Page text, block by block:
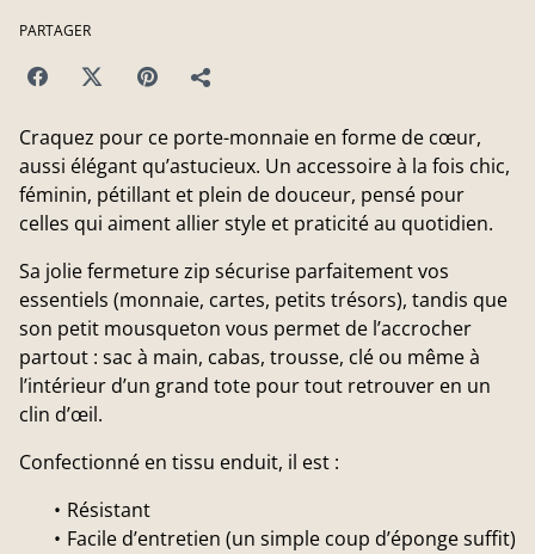
PARTAGER
Craquez pour ce porte-monnaie en forme de cœur,
aussi élégant qu’astucieux. Un accessoire à la fois chic,
féminin, pétillant et plein de douceur, pensé pour
celles qui aiment allier style et praticité au quotidien.
Sa jolie fermeture zip sécurise parfaitement vos
essentiels (monnaie, cartes, petits trésors), tandis que
son petit mousqueton vous permet de l’accrocher
partout : sac à main, cabas, trousse, clé ou même à
l’intérieur d’un grand tote pour tout retrouver en un
clin d’œil.
Confectionné en tissu enduit, il est :
Résistant
Facile d’entretien (un simple coup d’éponge suffit)